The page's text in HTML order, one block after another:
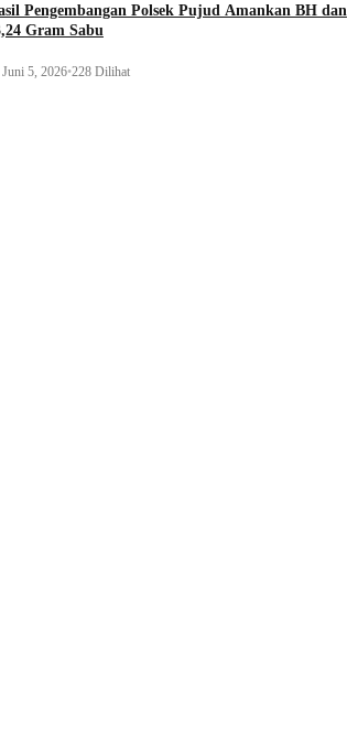
Pengembangan Polsek Pujud Amankan BH dan
Gram Sabu
Juni 5, 2026•228 Dilihat